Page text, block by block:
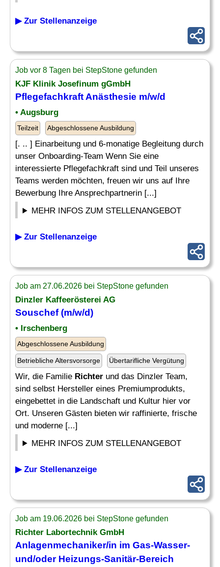
▶ Zur Stellenanzeige
Job vor 8 Tagen bei StepStone gefunden
KJF Klinik Josefinum gGmbH
Pflegefachkraft Anästhesie m/w/d
• Augsburg
Teilzeit Abgeschlossene Ausbildung
[. .. ] Einarbeitung und 6-monatige Begleitung durch
unser Onboarding-Team Wenn Sie eine
interessierte Pflegefachkraft sind und Teil unseres
Teams werden möchten, freuen wir uns auf Ihre
Bewerbung Ihre Ansprechpartnerin [...]
MEHR INFOS ZUM STELLENANGEBOT
▶ Zur Stellenanzeige
Job am 27.06.2026 bei StepStone gefunden
Dinzler Kaffeerösterei AG
Souschef (m/w/d)
• Irschenberg
Abgeschlossene Ausbildung
Betriebliche Altersvorsorge Übertarifliche Vergütung
Wir, die Familie Richter und das Dinzler Team,
sind selbst Hersteller eines Premiumprodukts,
eingebettet in die Landschaft und Kultur hier vor
Ort. Unseren Gästen bieten wir raffinierte, frische
und moderne [...]
MEHR INFOS ZUM STELLENANGEBOT
▶ Zur Stellenanzeige
Job am 19.06.2026 bei StepStone gefunden
Richter Labortechnik GmbH
Anlagenmechaniker/in im Gas-Wasser-
und/oder Heizungs-Sanitär-Bereich